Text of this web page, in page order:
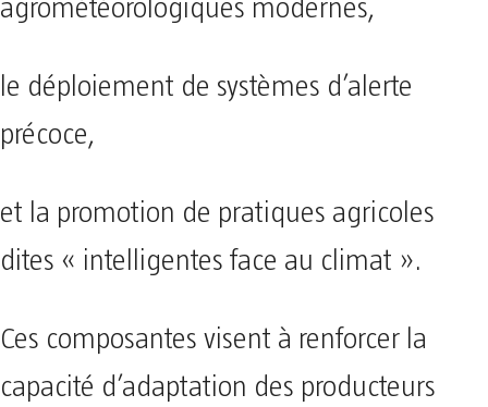
agrométéorologiques modernes,
le déploiement de systèmes d’alerte
précoce,
et la promotion de pratiques agricoles
dites « intelligentes face au climat ».
Ces composantes visent à renforcer la
capacité d’adaptation des producteurs